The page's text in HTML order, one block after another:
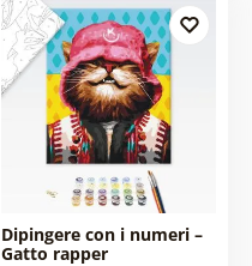
Dipingere con i numeri –
Gatto rapper